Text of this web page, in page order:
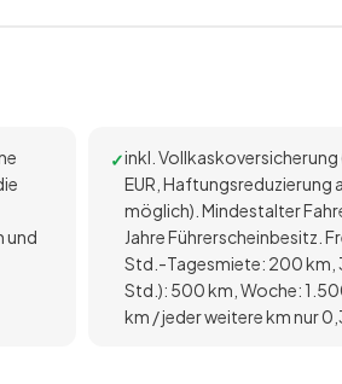
und
inkl.
EUR, Haftungsreduzierung
möglich). Mindestalter
Jahre Führerscheinbesitz.
Std.-Tagesmiete: 200 km,
Std.): 500 km, Woche:
km / jeder weitere km nur